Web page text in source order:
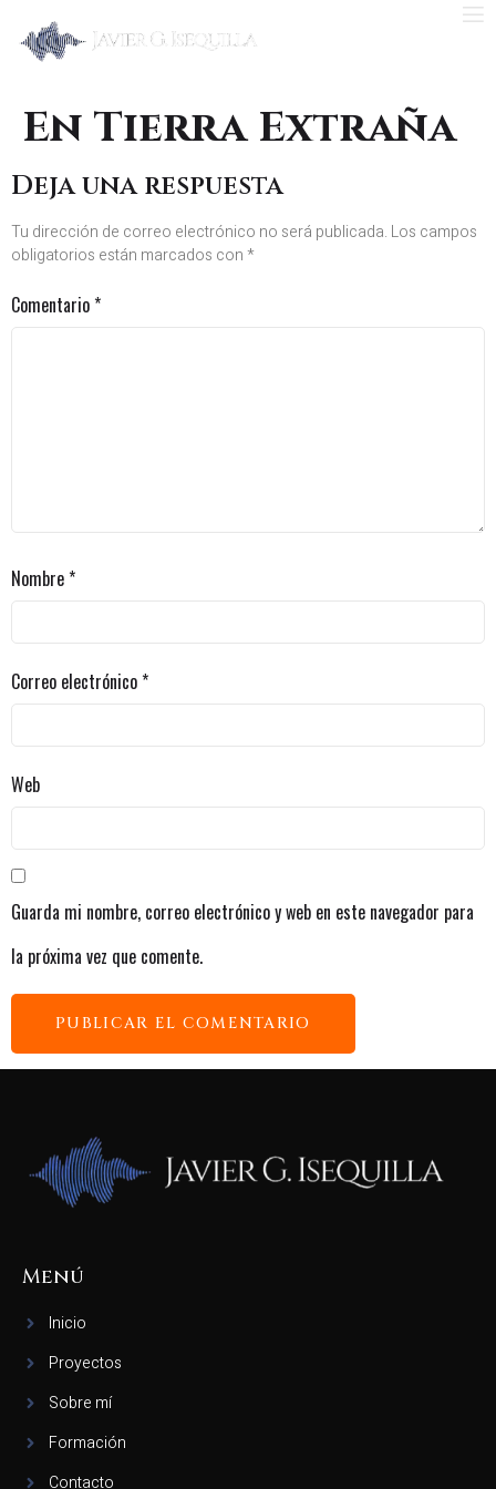
En Tierra Extraña
Deja una respuesta
Tu dirección de correo electrónico no será publicada. Los campos
obligatorios están marcados con*
Comentario*
Nombre*
Correo electrónico*
Web
Guarda mi nombre, correo electrónico y web en este navegador para
la próxima vez que comente.
Menú
Inicio
Proyectos
Sobre mí
Formación
Contacto